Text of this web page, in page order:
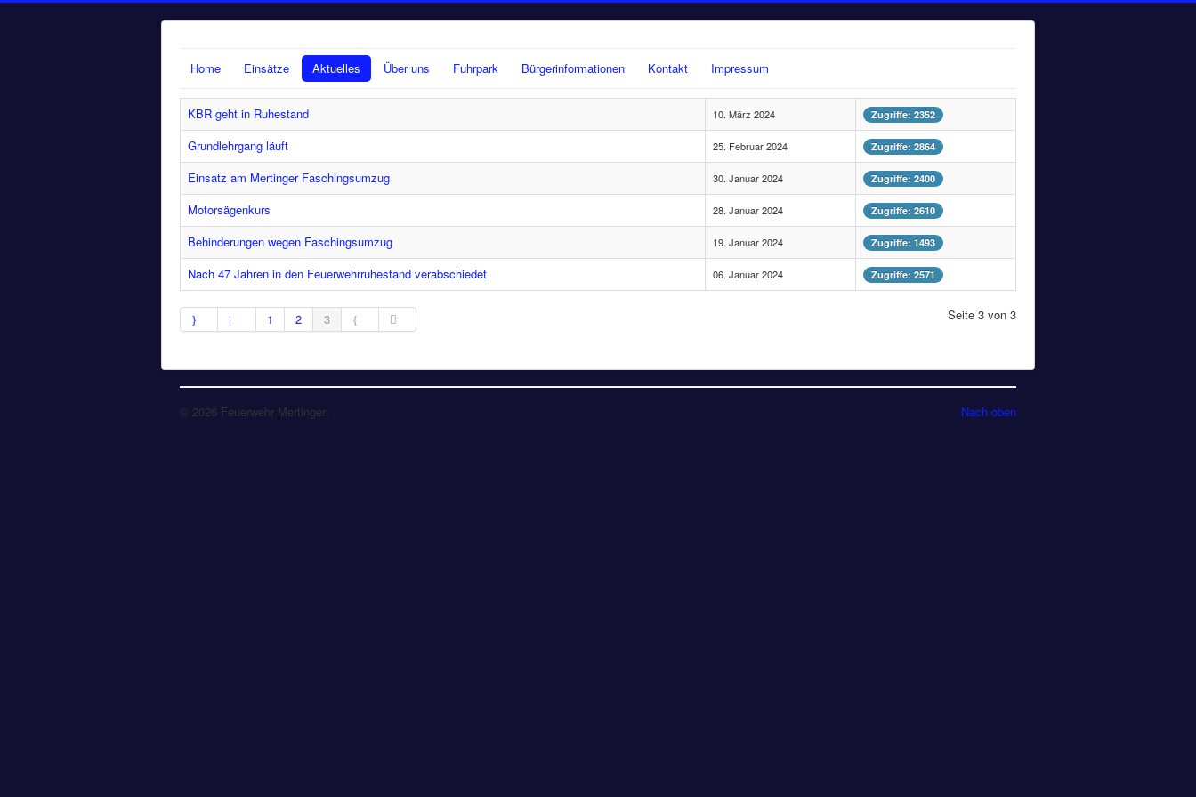
Home Einsätze Aktuelles Über uns Fuhrpark Bürgerinformationen Kontakt Impressum
KBR geht in Ruhestand 10. März 2024 Zugriffe: 2352
Grundlehrgang läuft 25. Februar 2024 Zugriffe: 2864
Einsatz am Mertinger Faschingsumzug 30. Januar 2024 Zugriffe: 2400
Motorsägenkurs 28. Januar 2024 Zugriffe: 2610
Behinderungen wegen Faschingsumzug 19. Januar 2024 Zugriffe: 1493
Nach 47 Jahren in den Feuerwehrruhestand verabschiedet 06. Januar 2024 Zugriffe: 2571
Seite 3 von 3
1 2 3
Nach oben
© 2026 Feuerwehr Mertingen